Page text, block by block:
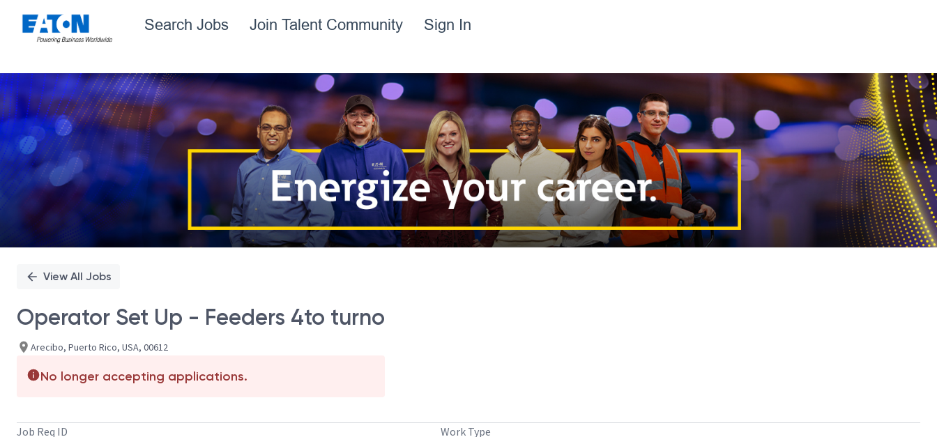
Search Jobs Join Talent Community Sign In
Single
Position
View All Jobs
Operator Set Up - Feeders 4to turno
Arecibo, Puerto Rico, USA, 00612
No longer accepting applications.
Job Req ID Work Type